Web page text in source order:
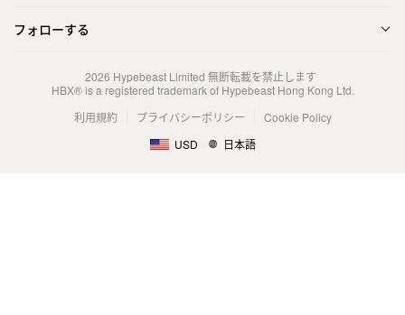
フォローする
2026 Hypebeast Limited 無断転載を禁止します
HBX® is a registered trademark of Hypebeast Hong Kong Ltd.
利用規約
プライバシーポリシー
Cookie Policy
USD
日本語